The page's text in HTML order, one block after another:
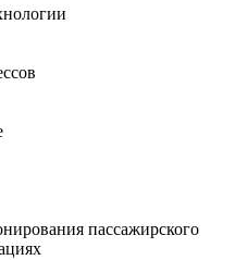
пассажирского